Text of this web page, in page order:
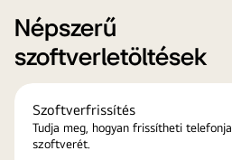
Népszerű
szoftverletöltések
Szoftverfrissítés
Tudja meg, hogyan frissítheti telefonja
szoftverét.